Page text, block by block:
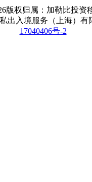
版权归属：加勒比投资
出入境服务（上海）有
17040406号-2